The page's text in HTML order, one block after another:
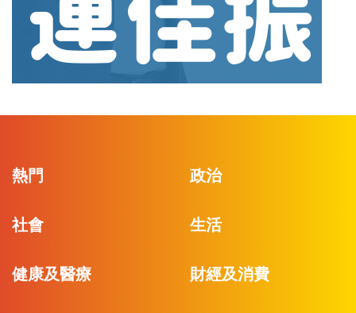
熱門 政治
社會 生活
健康及醫療 財經及消費